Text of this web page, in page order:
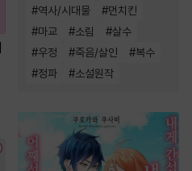
#역사/시대물 #먼치킨
#마교 #소림 #살수
#우정 #죽음/살인 #복수
#정파 #소설원작